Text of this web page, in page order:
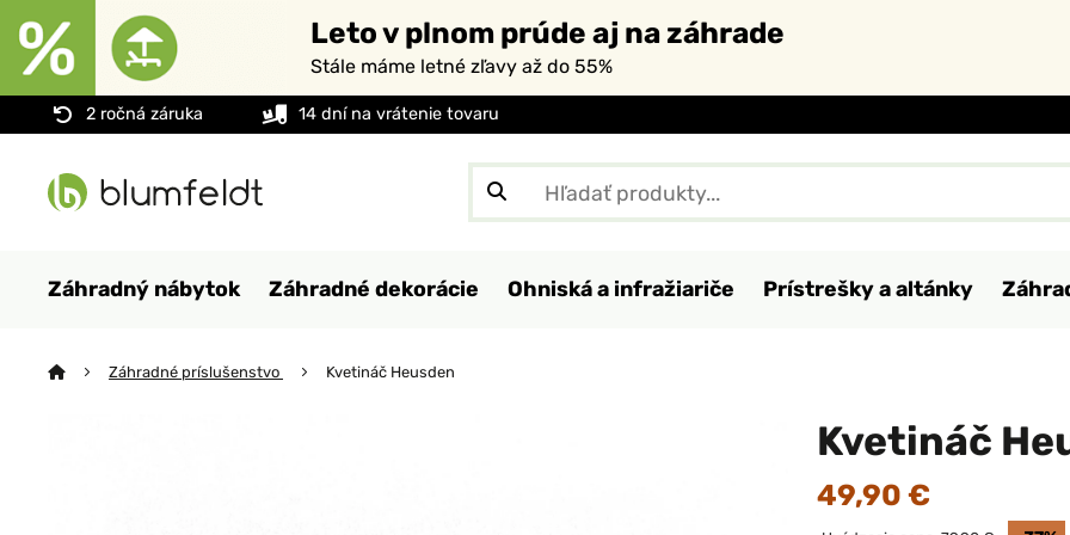
Leto v plnom prúde aj na záhrade
Stále máme letné zľavy až do 55%
2 ročná záruka 14 dní na vrátenie tovaru
Záhradný nábytok Záhradné dekorácie Ohniská a infražiariče Prístrešky a altánky
Záhradné príslušenstvo Kvetináč Heusden
Kvetináč
49,90 €